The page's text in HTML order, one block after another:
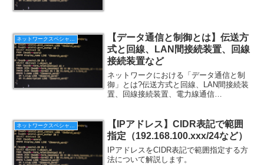
【データ通信と制御とは】伝送方
式と回線、LAN間接続装置、回線
接続装置など
ネットワークにおける「データ通信と制
御」とは?伝送方式と回線、LAN間接続装
置、回線接続装置、電力線通信
御、ルーティング制御、フロー制御につ
いて解説します。
【IPアドレス】CIDR表記で範囲
指定（192.168.100.xxx/24など）
IPアドレスをCIDR表記で範囲指定する方
法について解説します。